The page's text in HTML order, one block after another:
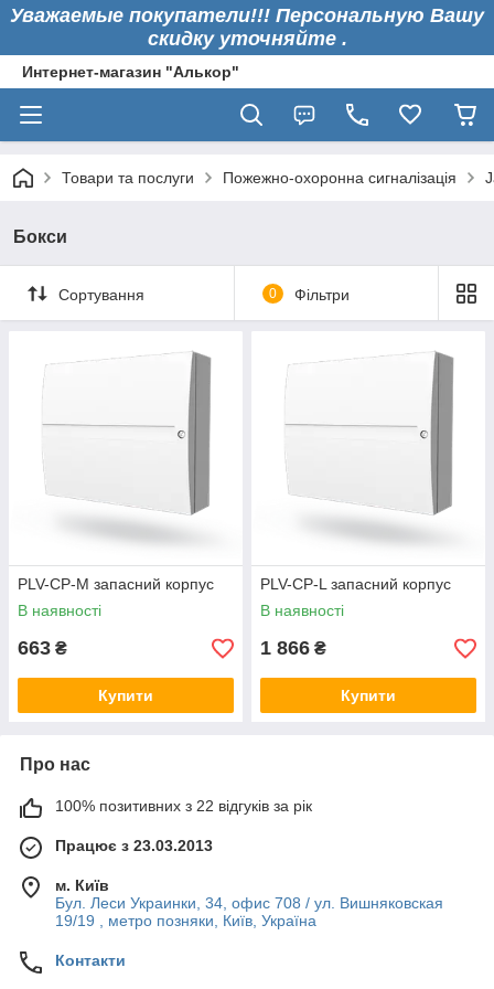
Уважаемые покупатели!!! Персональную Вашу
скидку уточняйте .
Интернет-магазин "Алькор"
Товари та послуги Пожежно-охоронна сигналізація
Бокси
Сортування 0 Фільтри
PLV-CP-M запасний корпус
В наявності
663 ₴
Купити
PLV-CP-L запасний корпус
В наявності
1 866 ₴
Купити
Про нас
100% позитивних з 22 відгуків за рік
Працює з 23.03.2013
м. Київ
Бул. Леси Украинки, 34, офис 708 / ул. Вишняковская
19/19 , метро позняки, Київ, Україна
Контакти